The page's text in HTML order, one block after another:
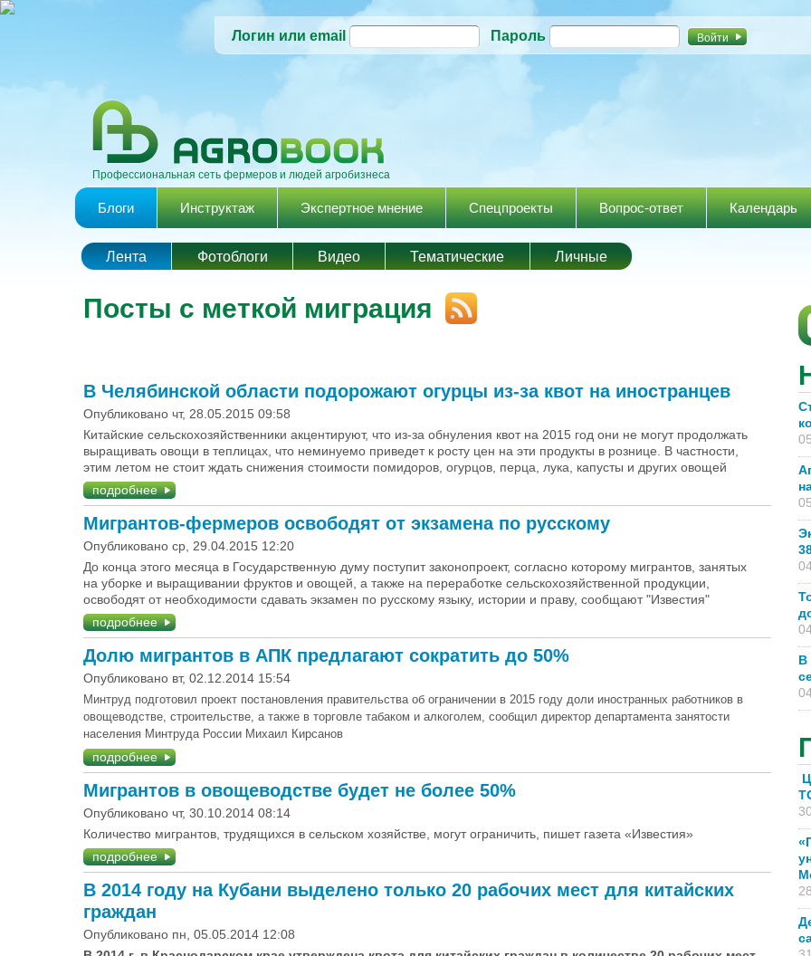
Перейти к
содержанию
Логин или email Пароль
Профессиональная сеть фермеров и людей агробизнеса
Главное меню
Блоги Инструктаж Экспертное мнение Спецпроекты Вопрос-ответ Календарь
Лента Фотоблоги Видео Тематические Личные
Посты с меткой миграция
В Челябинской области подорожают огурцы из-за квот на иностранцев
Опубликовано чт, 28.05.2015 09:58
Китайские сельскохозяйственники акцентируют, что из-за обнуления квот на 2015 год они не могут продолжать
выращивать овощи в теплицах, что неминуемо приведет к росту цен на эти продукты в рознице. В частности,
этим летом не стоит ждать снижения стоимости помидоров, огурцов, перца, лука, капусты и других овощей
подробнее
Мигрантов-фермеров освободят от экзамена по русскому
Опубликовано ср, 29.04.2015 12:20
До конца этого месяца в Государственную думу поступит законопроект, согласно которому мигрантов, занятых
на уборке и выращивании фруктов и овощей, а также на переработке сельскохозяйственной продукции,
освободят от необходимости сдавать экзамен по русскому языку, истории и праву, сообщают "Известия"
подробнее
Долю мигрантов в АПК предлагают сократить до 50%
Опубликовано вт, 02.12.2014 15:54
Минтруд подготовил проект постановления правительства об ограничении в 2015 году доли иностранных работников в
овощеводстве, строительстве, а также в торговле табаком и алкоголем, сообщил директор департамента занятости
населения Минтруда России Михаил Кирсанов
подробнее
Мигрантов в овощеводстве будет не более 50%
Опубликовано чт, 30.10.2014 08:14
Количество мигрантов, трудящихся в сельском хозяйстве, могут ограничить, пишет газета «Известия»
подробнее
В 2014 году на Кубани выделено только 20 рабочих мест для китайских
граждан
Опубликовано пн, 05.05.2014 12:08
В